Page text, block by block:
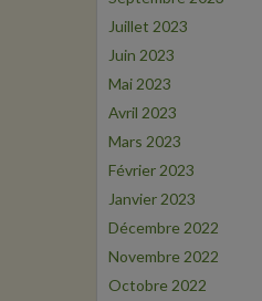
Juillet 2023
Juin 2023
Mai 2023
Avril 2023
Mars 2023
Février 2023
Janvier 2023
Décembre 2022
Novembre 2022
Octobre 2022